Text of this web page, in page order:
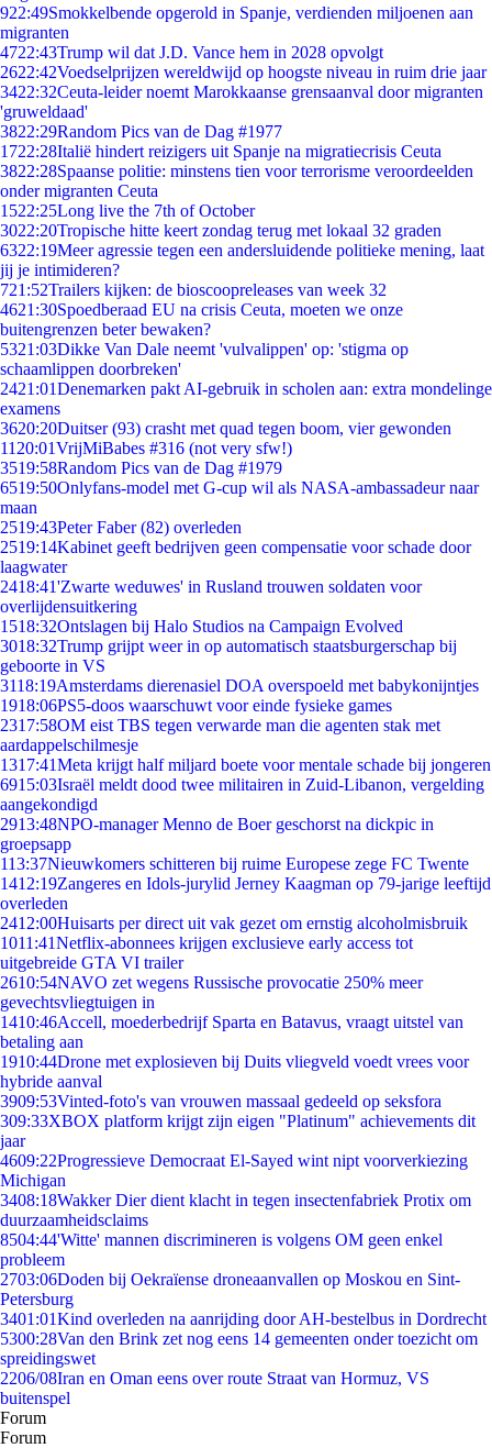
922:49Smokkelbende opgerold in Spanje, verdienden miljoenen aan
migranten
4722:43Trump wil dat J.D. Vance hem in 2028 opvolgt
2622:42Voedselprijzen wereldwijd op hoogste niveau in ruim drie jaar
3422:32Ceuta-leider noemt Marokkaanse grensaanval door migranten
'gruweldaad'
3822:29Random Pics van de Dag #1977
1722:28Italië hindert reizigers uit Spanje na migratiecrisis Ceuta
3822:28Spaanse politie: minstens tien voor terrorisme veroordeelden
onder migranten Ceuta
1522:25Long live the 7th of October
3022:20Tropische hitte keert zondag terug met lokaal 32 graden
6322:19Meer agressie tegen een andersluidende politieke mening, laat
jij je intimideren?
721:52Trailers kijken: de bioscoopreleases van week 32
4621:30Spoedberaad EU na crisis Ceuta, moeten we onze
buitengrenzen beter bewaken?
5321:03Dikke Van Dale neemt 'vulvalippen' op: 'stigma op
schaamlippen doorbreken'
2421:01Denemarken pakt AI-gebruik in scholen aan: extra mondelinge
examens
3620:20Duitser (93) crasht met quad tegen boom, vier gewonden
11 20:01VrijMiBabes #316 (not very sfw!)
3519:58Random Pics van de Dag #1979
6519:50Onlyfans-model met G-cup wil als NASA-ambassadeur naar
maan
2519:43Peter Faber (82) overleden
2519:14Kabinet geeft bedrijven geen compensatie voor schade door
laagwater
2418:41'Zwarte weduwes' in Rusland trouwen soldaten voor
overlijdensuitkering
1518:32Ontslagen bij Halo Studios na Campaign Evolved
3018:32Trump grijpt weer in op automatisch staatsburgerschap bij
geboorte in VS
3118:19Amsterdams dierenasiel DOA overspoeld met babykonijntjes
1918:06PS5-doos waarschuwt voor einde fysieke games
2317:58OM eist TBS tegen verwarde man die agenten stak met
aardappelschilmesje
1317:41Meta krijgt half miljard boete voor mentale schade bij jongeren
6915:03Israël meldt dood twee militairen in Zuid-Libanon, vergelding
aangekondigd
2913:48NPO-manager Menno de Boer geschorst na dickpic in
groepsapp
113:37Nieuwkomers schitteren bij ruime Europese zege FC Twente
1412:19Zangeres en Idols-jurylid Jerney Kaagman op 79-jarige leeftijd
overleden
2412:00Huisarts per direct uit vak gezet om ernstig alcoholmisbruik
1011:41Netflix-abonnees krijgen exclusieve early access tot
uitgebreide GTA VI trailer
2610:54NAVO zet wegens Russische provocatie 250% meer
gevechtsvliegtuigen in
1410:46Accell, moederbedrijf Sparta en Batavus, vraagt uitstel van
betaling aan
1910:44Drone met explosieven bij Duits vliegveld voedt vrees voor
hybride aanval
3909:53Vinted-foto's van vrouwen massaal gedeeld op seksfora
309:33XBOX platform krijgt zijn eigen "Platinum" achievements dit
jaar
4609:22Progressieve Democraat El-Sayed wint nipt voorverkiezing
Michigan
3408:18Wakker Dier dient klacht in tegen insectenfabriek Protix om
duurzaamheidsclaims
8504:44'Witte' mannen discrimineren is volgens OM geen enkel
probleem
2703:06Doden bij Oekraïense droneaanvallen op Moskou en Sint-
Petersburg
3401:01Kind overleden na aanrijding door AH-bestelbus in Dordrecht
5300:28Van den Brink zet nog eens 14 gemeenten onder toezicht om
spreidingswet
2206/08Iran en Oman eens over route Straat van Hormuz, VS
buitenspel
Forum
Forum